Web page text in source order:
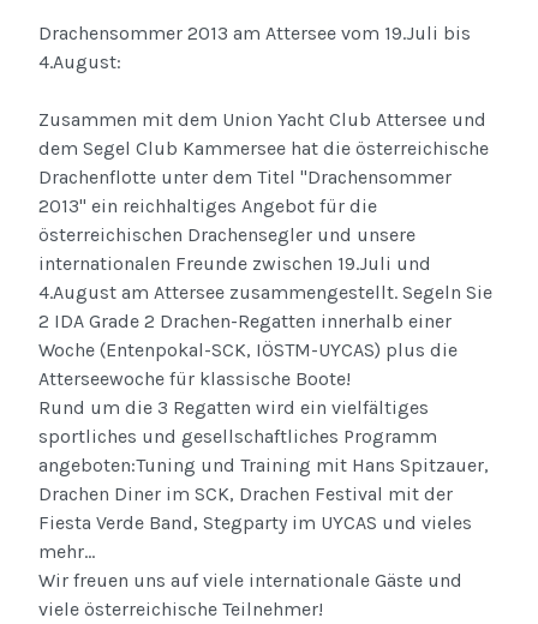
Drachensommer 2013 am Attersee vom 19.Juli bis
4.August:
Zusammen mit dem Union Yacht Club Attersee und
dem Segel Club Kammersee hat die österreichische
Drachenflotte unter dem Titel "Drachensommer
2013" ein reichhaltiges Angebot für die
österreichischen Drachensegler und unsere
internationalen Freunde zwischen 19.Juli und
4.August am Attersee zusammengestellt. Segeln Sie
2 IDA Grade 2 Drachen-Regatten innerhalb einer
Woche (Entenpokal-SCK, IÖSTM-UYCAS) plus die
Atterseewoche für klassische Boote!
Rund um die 3 Regatten wird ein vielfältiges
sportliches und gesellschaftliches Programm
angeboten:Tuning und Training mit Hans Spitzauer,
Drachen Diner im SCK, Drachen Festival mit der
Fiesta Verde Band, Stegparty im UYCAS und vieles
mehr...
Wir freuen uns auf viele internationale Gäste und
viele österreichische Teilnehmer!